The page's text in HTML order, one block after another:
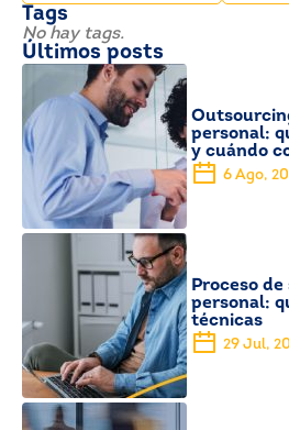
Tags
No hay tags.
Últimos posts
personal:
y cuándo
6 Ago,
Proceso
personal:
técnicas
29 Jul,